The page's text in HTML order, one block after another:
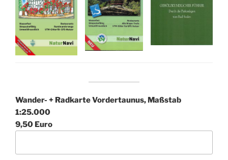
Wander- + Radkarte Vordertaunus, Maßstab
1:25.000
9,50 Euro